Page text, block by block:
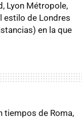
Lyon Métropole,
estilo de Londres
en la que
tiempos de Roma,